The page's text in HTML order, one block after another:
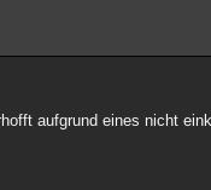
aufgrund eines nicht